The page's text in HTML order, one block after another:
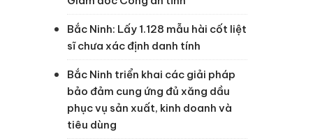
Bắc Ninh: Lấy 1.128 mẫu hài cốt liệt
sĩ chưa xác định danh tính
Bắc Ninh triển khai các giải pháp
bảo đảm cung ứng đủ xăng dầu
phục vụ sản xuất, kinh doanh và
tiêu dùng